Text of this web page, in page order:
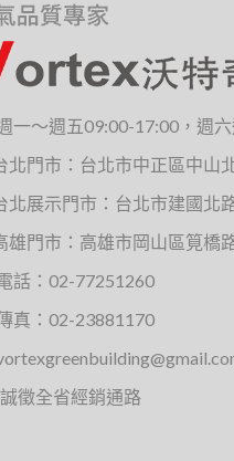
一～週五09:00-17:00，週
北門市：台北市中正區中山
北展示門市：台北市建國北
雄門市：高雄市岡山區筧橋
話：02-77251260
真：02-23881170
誠徵全省經銷通路